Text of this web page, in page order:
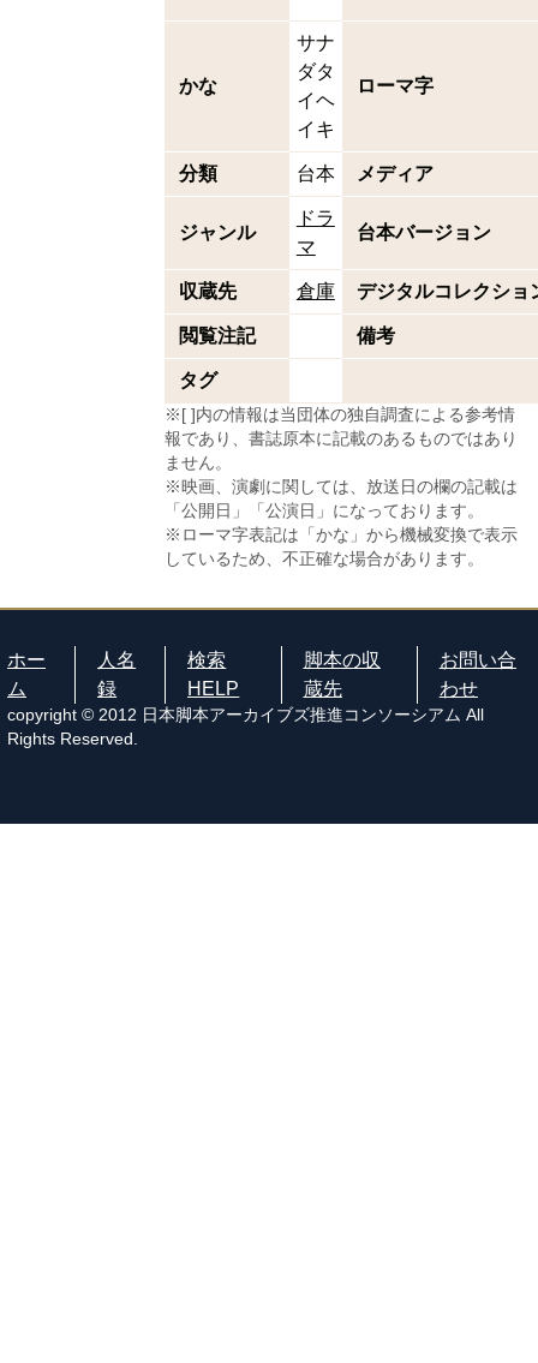
かな
サナ
ダタ
イヘ
イキ
ローマ字
分類 台本 メディア
ジャンル
ドラ
マ
台本バージョン
収蔵先 倉庫 デジタルコレクショ
閲覧注記 備考
タグ
※[ ]内の情報は当団体の独自調査による参考情
報であり、書誌原本に記載のあるものではあり
ません。
※映画、演劇に関しては、放送日の欄の記載は
「公開日」「公演日」になっております。
※ローマ字表記は「かな」から機械変換で表示
しているため、不正確な場合があります。
ホー
ム
人名
録
検索
HELP
脚本の収
蔵先
お問い合
わせ
copyright © 2012 日本脚本アーカイブズ推進コンソーシアム All
Rights Reserved.